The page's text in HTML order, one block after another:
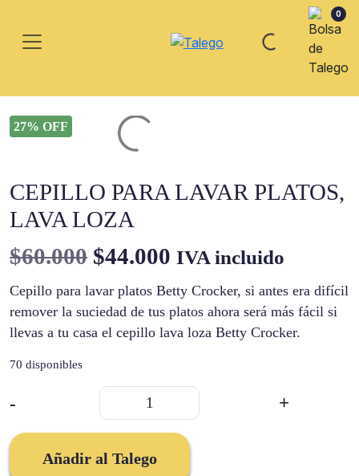
0
27% OFF
CEPILLO PARA LAVAR PLATOS,
LAVA LOZA
$60.000 El
precio
original
$60.000.
$44.000 El
precio
actual
$44.000.
IVA incluido
Cepillo para lavar platos Betty Crocker, si antes era difícil
remover la suciedad de tus platos ahora será más fácil si
llevas a tu casa el cepillo lava loza Betty Crocker.
70 disponibles
-
CEPILLO
LAVAR
+
Añadir al Talego